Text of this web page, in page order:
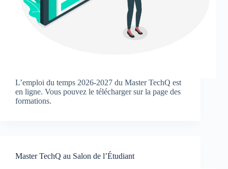
L’emploi du temps 2026-2027 du Master TechQ est
en ligne. Vous pouvez le télécharger sur la page des
formations.
Master TechQ au Salon de l’Étudiant